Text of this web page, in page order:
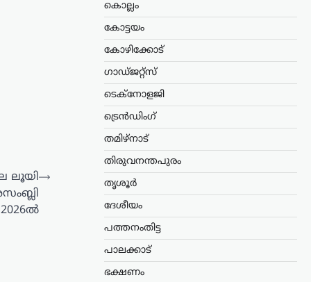
ലൂയി⟶
കൊല്ലം
കോട്ടയം
കോഴിക്കോട്
ഗാഡ്ജറ്റ്സ്
ടെക്നോളജി
ട്രെൻഡിംഗ്
തമിഴ്നാട്
തിരുവനന്തപുരം
തൃശൂർ
ദേശീയം
പത്തനംതിട്ട
പാലക്കാട്
ഭക്ഷണം